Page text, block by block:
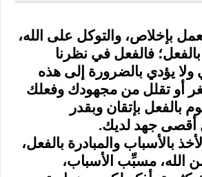
بإخلاص، والتوكل على الله،
بالفعل؛ فالفعل في نظرنا
ولا يؤدي بالضرورة إلى هذه
أو تقلل من مجهودك وفعلك
بالفعل بإتقان وبقدر
أقصى جهد لديك.
بالأسباب والمبادرة بالفعل،
من الله، مسبِّب الأسباب،